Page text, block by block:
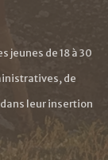
de 18 à 30
de
leur insertion